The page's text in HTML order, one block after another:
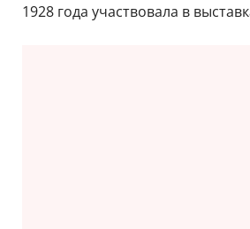
1928 года участвовала в